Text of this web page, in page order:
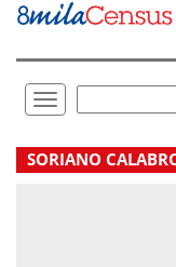
Vai
direttamente
Toggle
navigation
.
SORIANO